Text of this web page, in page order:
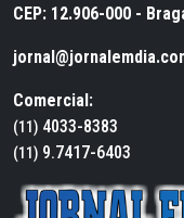
CEP: 12.906-000 -
Comercial:
(11) 4033-8383
(11) 9.7417-6403